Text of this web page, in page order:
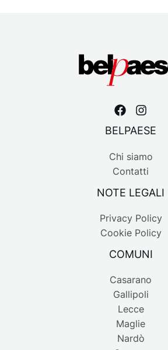
BELPAESE
Chi siamo
Contatti
NOTE LEGALI
Privacy Policy
Cookie Policy
COMUNI
Casarano
Gallipoli
Lecce
Maglie
Nardò